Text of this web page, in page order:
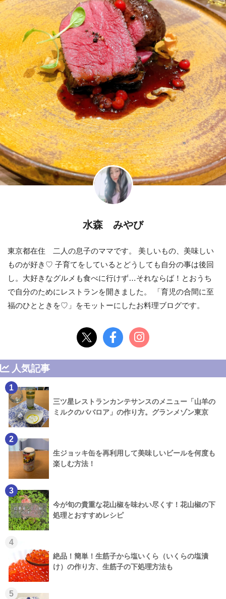
水森 みやび
東京都在住 二人の息子のママです。 美しいもの、美味しい
ものが好き♡ 子育てをしているとどうしても自分の事は後回
し。大好きなグルメも食べに行けず…それならば！とおうち
で自分のためにレストランを開きました。 「育児の合間に至
福のひとときを♡」をモットーにしたお料理ブログです。
人気記事
1
三ツ星レストランカンテサンスのメニュー「山羊の
ミルクのババロア」の作り方。グランメゾン東京
2
生ジョッキ缶を再利用して美味しいビールを何度も
楽しむ方法！
3
今が旬の貴重な花山椒を味わい尽くす！花山椒の下
処理とおすすめレシピ
4
絶品！簡単！生筋子から塩いくら（いくらの塩漬
け）の作り方、生筋子の下処理方法も
5